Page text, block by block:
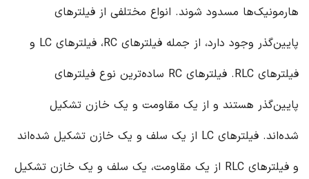
هارمونیک‌ها مسدود شوند. انواع مختلفی از فیلترهای
پایین‌گذر وجود دارد، از جمله فیلترهای RC، فیلترهای LC و
فیلترهای RLC. فیلترهای RC ساده‌ترین نوع فیلترهای
پایین‌گذر هستند و از یک مقاومت و یک خازن تشکیل
شده‌اند. فیلترهای LC از یک سلف و یک خازن تشکیل شده‌اند
و فیلترهای RLC از یک مقاومت، یک سلف و یک خازن تشکیل